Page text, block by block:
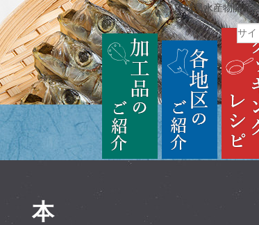
茨城県水産物開発
各地区の
加工品のご紹介
本